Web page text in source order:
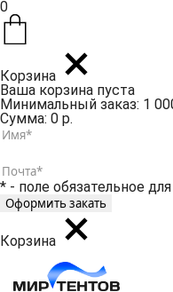
0
Корзина
Ваша корзина пуста
Минимальный заказ: 1
Сумма: 0 р.
* - поле обязательное
Корзина